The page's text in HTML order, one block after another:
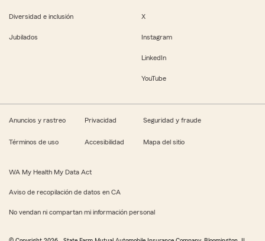
Diversidad e inclusión
Jubilados
X
Instagram
LinkedIn
YouTube
Anuncios y rastreo Privacidad Seguridad y fraude
Términos de uso Accesibilidad Mapa del sitio
WA My Health My Data Act
Aviso de recopilación de datos en CA
No vendan ni compartan mi información personal